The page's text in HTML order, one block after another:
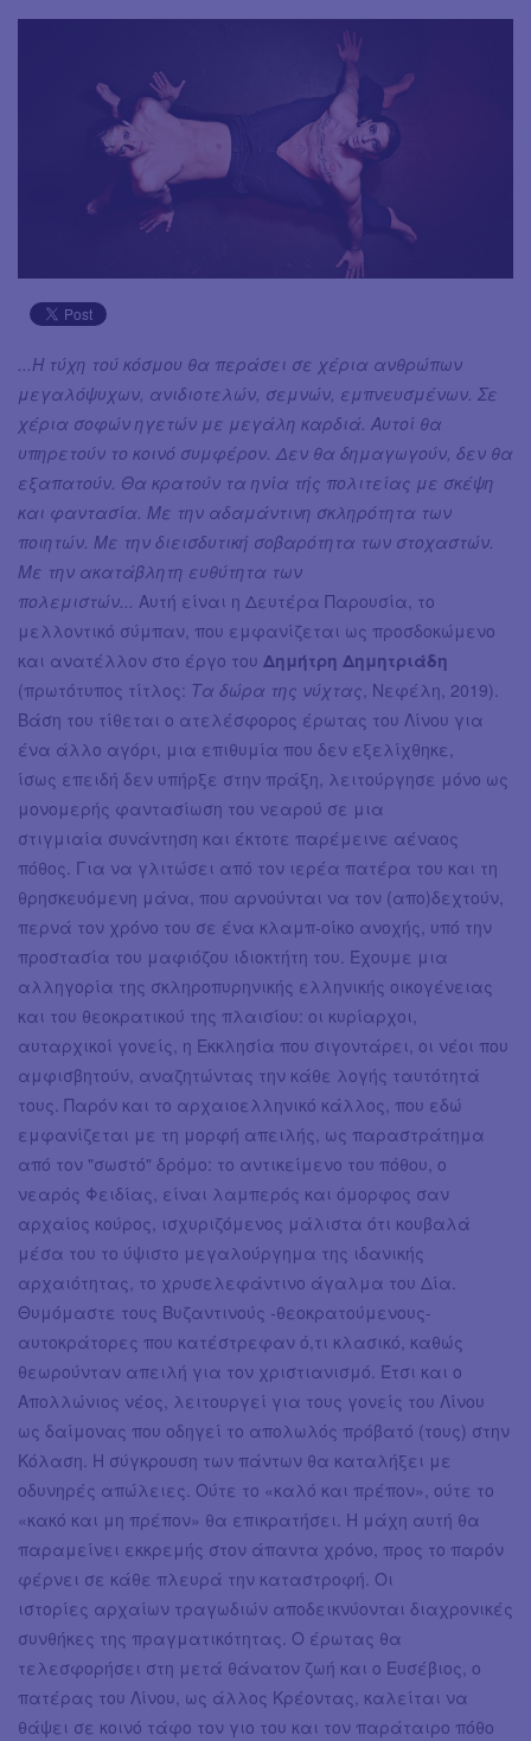
...Η τύχη τού κόσμου θα περάσει σε χέρια ανθρώπων
μεγαλόψυχων, ανιδιοτελών, σεμνών, εμπνευσμένων. Σε
χέρια σοφών ηγετών με μεγάλη καρδιά. Αυτοί θα
υπηρετούν το κοινό συμφέρον. Δεν θα δημαγωγούν, δεν θα
εξαπατούν. Θα κρατούν τα ηνία τής πολιτείας με σκέψη
και φαντασία. Με την αδαμάντινη σκληρότητα των
ποιητών. Με την διεισδυτική σοβαρότητα των στοχαστών.
Με την ακατάβλητη ευθύτητα των
πολεμιστών...
Αυτή είναι η Δευτέρα Παρουσία, το
μελλοντικό σύμπαν, που εμφανίζεται ως προσδοκώμενο
και ανατέλλον στο έργο του Δημήτρη Δημητριάδη
(πρωτότυπος τίτλος: Τα δώρα της νύχτας , Νεφέλη, 2019).
Βάση του τίθεται ο ατελέσφορος έρωτας του Λίνου για
ένα άλλο αγόρι, μια επιθυμία που δεν εξελίχθηκε,
ίσως επειδή δεν υπήρξε στην πράξη, λειτούργησε μόνο ως
μονομερής φαντασίωση του νεαρού σε μια
στιγμιαία συνάντηση και έκτοτε παρέμεινε αέναος
πόθος. Για να γλιτώσει από τον ιερέα πατέρα του και τη
θρησκευόμενη μάνα, που αρνούνται να τον (απο)δεχτούν,
περνά τον χρόνο του σε ένα κλαμπ-οίκο ανοχής, υπό την
προστασία του μαφιόζου ιδιοκτήτη του. Έχουμε μια
αλληγορία της σκληροπυρηνικής ελληνικής οικογένειας
και του θεοκρατικού της πλαισίου: οι κυρίαρχοι,
αυταρχικοί γονείς, η Εκκλησία που σιγοντάρει, οι νέοι που
αμφισβητούν, αναζητώντας την κάθε λογής ταυτότητά
τους. Παρόν και το αρχαιοελληνικό κάλλος, που εδώ
εμφανίζεται με τη μορφή απειλής, ως παραστράτημα
από τον "σωστό" δρόμο: το αντικείμενο του πόθου, ο
νεαρός Φειδίας, είναι λαμπερός και όμορφος σαν
αρχαίος κούρος, ισχυριζόμενος μάλιστα ότι κουβαλά
μέσα του το ύψιστο μεγαλούργημα της ιδανικής
αρχαιότητας, το χρυσελεφάντινο άγαλμα του Δία.
Θυμόμαστε τους Βυζαντινούς -θεοκρατούμενους-
αυτοκράτορες που κατέστρεφαν ό,τι κλασικό, καθώς
θεωρούνταν απειλή για τον χριστιανισμό. Έτσι και ο
Απολλώνιος νέος, λειτουργεί για τους γονείς του Λίνου
ως δαίμονας που οδηγεί το απολωλός πρόβατό (τους) στην
Κόλαση. Η σύγκρουση των πάντων θα καταλήξει με
οδυνηρές απώλειες. Ούτε το «καλό και πρέπον», ούτε το
«κακό και μη πρέπον» θα επικρατήσει. Η μάχη αυτή θα
παραμείνει εκκρεμής στον άπαντα χρόνο, προς το παρόν
φέρνει σε κάθε πλευρά την καταστροφή. Οι
ιστορίες αρχαίων τραγωδιών αποδεικνύονται διαχρονικές
συνθήκες της πραγματικότητας. Ο έρωτας θα
τελεσφορήσει στη μετά θάνατον ζωή και ο Ευσέβιος, ο
πατέρας του Λίνου, ως άλλος Κρέοντας, καλείται να
θάψει σε κοινό τάφο τον γιο του και τον παράταιρο πόθο